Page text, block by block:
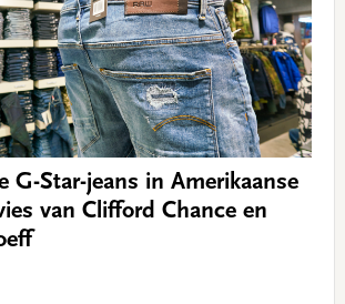
G-Star-jeans in Amerikaanse
van Clifford Chance en